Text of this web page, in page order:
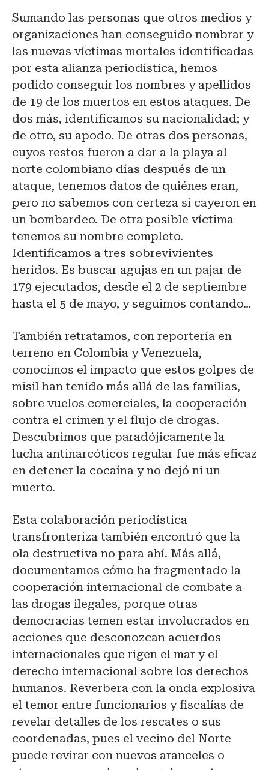
Sumando las personas que otros medios y
organizaciones han conseguido nombrar y
las nuevas víctimas mortales identificadas
por esta alianza periodística, hemos
podido conseguir los nombres y apellidos
de 19 de los muertos en estos ataques. De
dos más, identificamos su nacionalidad; y
de otro, su apodo. De otras dos personas,
cuyos restos fueron a dar a la playa al
norte colombiano días después de un
ataque, tenemos datos de quiénes eran,
pero no sabemos con certeza si cayeron en
un bombardeo. De otra posible víctima
tenemos su nombre completo.
Identificamos a tres sobrevivientes
heridos. Es buscar agujas en un pajar de
179 ejecutados, desde el 2 de septiembre
hasta el 5 de mayo, y seguimos contando…
También retratamos, con reportería en
terreno en Colombia y Venezuela,
conocimos el impacto que estos golpes de
misil han tenido más allá de las familias,
sobre vuelos comerciales, la cooperación
contra el crimen y el flujo de drogas.
Descubrimos que paradójicamente la
lucha antinarcóticos regular fue más eficaz
en detener la cocaína y no dejó ni un
muerto.
Esta colaboración periodística
transfronteriza también encontró que la
ola destructiva no para ahí. Más allá,
documentamos cómo ha fragmentado la
cooperación internacional de combate a
las drogas ilegales, porque otras
democracias temen estar involucrados en
acciones que desconozcan acuerdos
internacionales que rigen el mar y el
derecho internacional sobre los derechos
humanos. Reverbera con la onda explosiva
el temor entre funcionarios y fiscalías de
revelar detalles de los rescates o sus
coordenadas, pues el vecino del Norte
puede revirar con nuevos aranceles o